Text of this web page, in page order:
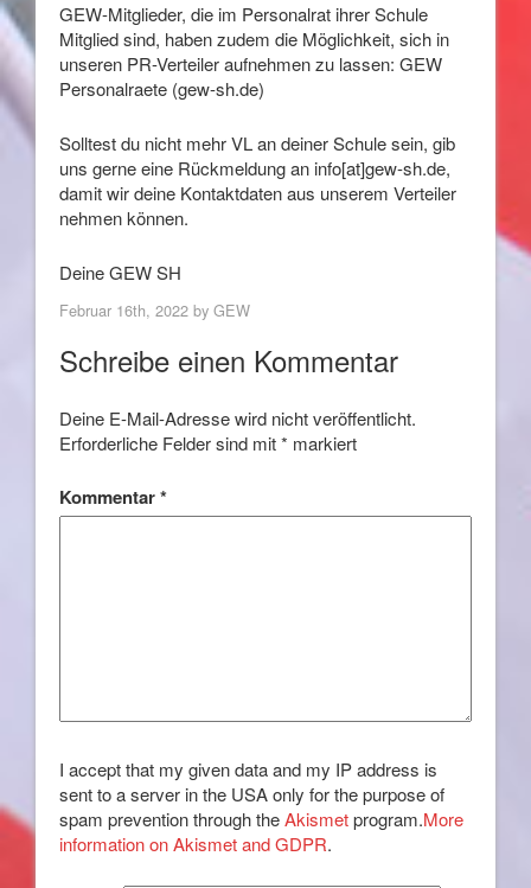
GEW-Mitglieder, die im Personalrat ihrer Schule
Mitglied sind, haben zudem die Möglichkeit, sich in
unseren PR-Verteiler aufnehmen zu lassen: GEW
Personalraete (gew-sh.de)
Solltest du nicht mehr VL an deiner Schule sein, gib
uns gerne eine Rückmeldung an info[at]gew-sh.de,
damit wir deine Kontaktdaten aus unserem Verteiler
nehmen können.
Deine GEW SH
Februar 16th, 2022 by GEW
Schreibe einen Kommentar
Deine E-Mail-Adresse wird nicht veröffentlicht.
Erforderliche Felder sind mit* markiert
Kommentar*
I accept that my given data and my IP address is
sent to a server in the USA only for the purpose of
spam prevention through theAkismetprogram.More
information on Akismet and GDPR.